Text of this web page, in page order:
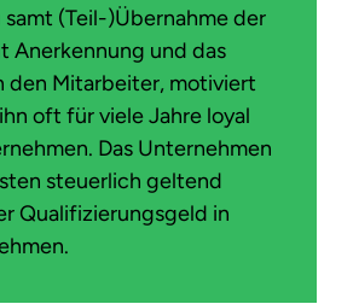
(Teil-)Übernahme der
Anerkennung und das
den Mitarbeiter, motiviert
oft für viele Jahre loyal
Das Unternehmen
steuerlich geltend
Qualifizierungsgeld in